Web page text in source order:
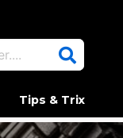
Tips & Trix